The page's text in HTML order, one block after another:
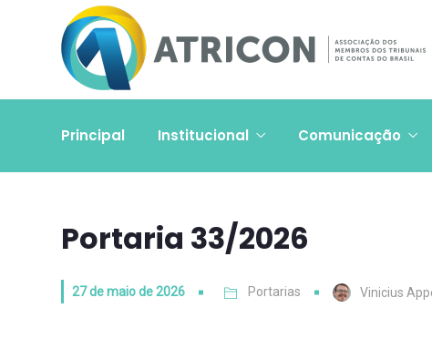
Principal Institucional Comunicação
Portaria 33/2026
27 de maio de 2026 Portarias Vinicius